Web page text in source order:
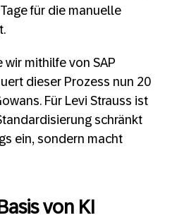
für die manuelle
wir mithilfe von SAP
dieser Prozess nun 20
Für Levi Strauss ist
schränkt
ein, sondern macht
von KI